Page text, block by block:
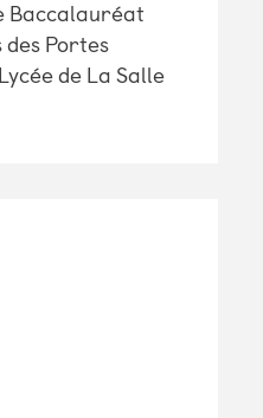
Baccalauréat
Portes
de La Salle